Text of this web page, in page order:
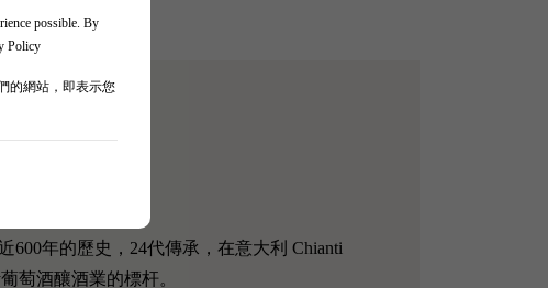
possible. By
Policy
的網站，即表示您
年的歷史，24代傳承，在意大利 Chianti
萄酒釀酒業的標杆。